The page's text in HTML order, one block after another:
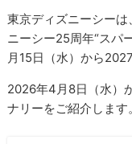
東京ディズニーシー
ニーシー25周年“スパ
月15日（水）から
2026年4月8日（水）
ナリーをご紹介します。